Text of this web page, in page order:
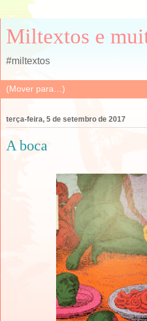
Miltextos e
#miltextos
terça-feira, 5 de setembro de 2017
A boca